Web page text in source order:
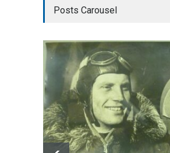
Posts Carousel